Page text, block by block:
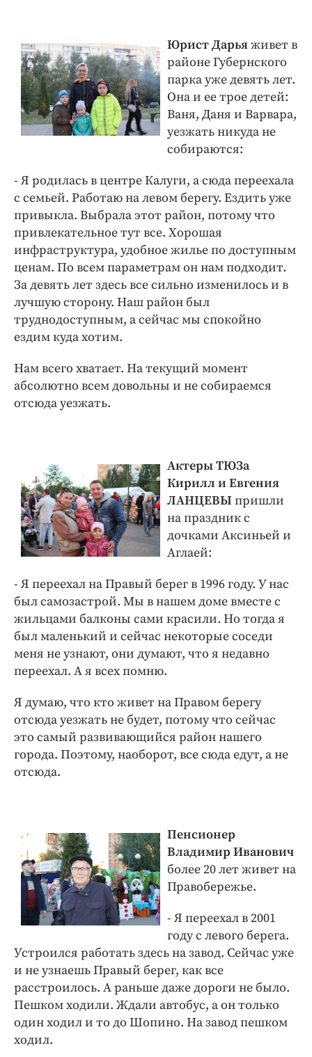
Юрист Дарьяживет в
районе Губернского
парка уже девять лет.
Она и ее трое детей:
Ваня, Даня и Варвара,
уезжать никуда не
собираются:
- Я родилась в центре Калуги, а сюда переехала
с семьей. Работаю на левом берегу. Ездить уже
привыкла. Выбрала этот район, потому что
привлекательное тут все. Хорошая
инфраструктура, удобное жилье по доступным
ценам. По всем параметрам он нам подходит.
За девять лет здесь все сильно изменилось и в
лучшую сторону. Наш район был
труднодоступным, а сейчас мы спокойно
ездим куда хотим.
Нам всего хватает. На текущий момент
абсолютно всем довольны и не собираемся
отсюда уезжать.
Актеры ТЮЗа
Кирилл и Евгения
ЛАНЦЕВЫпришли
на праздник с
дочками Аксиньей и
Аглаей:
- Я переехал на Правый берег в 1996 году. У нас
был самозастрой. Мы в нашем доме вместе с
жильцами балконы сами красили. Но тогда я
был маленький и сейчас некоторые соседи
меня не узнают, они думают, что я недавно
переехал. А я всех помню.
Я думаю, что кто живет на Правом берегу
отсюда уезжать не будет, потому что сейчас
это самый развивающийся район нашего
города. Поэтому, наоборот, все сюда едут, а не
отсюда.
Пенсионер
Владимир Иванович
более 20 лет живет на
Правобережье.
- Я переехал в 2001
году с левого берега.
Устроился работать здесь на завод. Сейчас уже
и не узнаешь Правый берег, как все
расстроилось. А раньше даже дороги не было.
Пешком ходили. Ждали автобус, а он только
один ходил и то до Шопино. На завод пешком
ходил.